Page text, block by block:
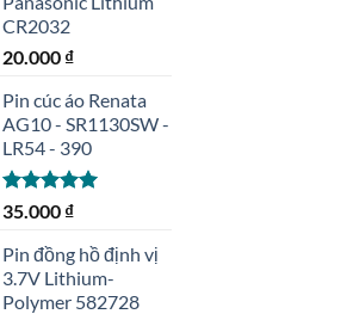
CR2032
20.000 ₫
Pin cúc áo Renata
AG10 - SR1130SW -
LR54 - 390
Được xếp
5 sao
35.000 ₫
Pin đồng hồ định vị
3.7V Lithium-
Polymer 582728